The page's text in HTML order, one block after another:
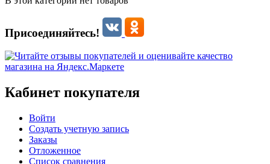
Присоединяйтесь!
Кабинет покупателя
Войти
Создать учетную запись
Заказы
Отложенное
Список сравнения